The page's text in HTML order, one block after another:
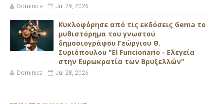
Dominica Jul 29, 2026
Κυκλοφόρησε από τις εκδόσεις Gema το
μυθιστόρημα του γνωστού
δημοσιογράφου Γεώργιου Θ.
Συριόπουλου "El Funcionario - Ελεγεία
στην Ευρωκρατία των Βρυξελλών"
Dominica Jul 28, 2026